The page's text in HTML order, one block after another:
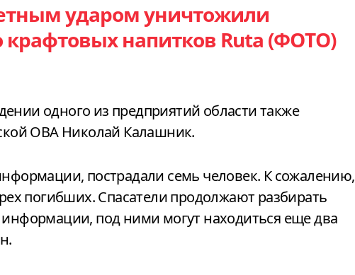
ударом уничтожили
крафтовых напитков Ruta (ФОТО)
одного из предприятий области также
ОВА Николай Калашник.
пострадали семь человек. К сожалению,
погибших. Спасатели продолжают разбирать
под ними могут находиться еще два